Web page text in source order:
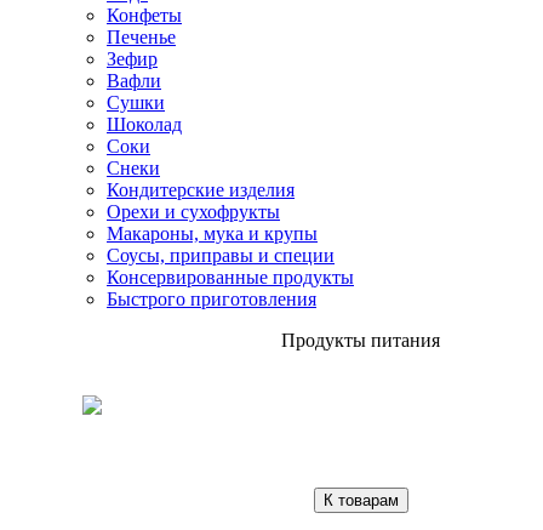
Конфеты
Печенье
Зефир
Вафли
Сушки
Шоколад
Соки
Снеки
Кондитерские изделия
Орехи и сухофрукты
Макароны, мука и крупы
Соусы, приправы и специи
Консервированные продукты
Быстрого приготовления
Продукты питания
К товарам